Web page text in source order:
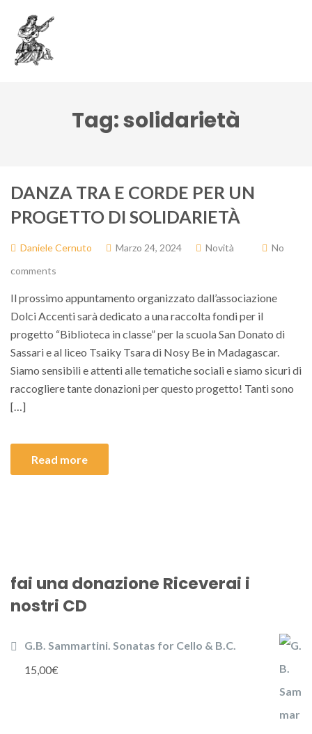
Tag:solidarietà
DANZA TRA E CORDE PER UN
PROGETTO DI SOLIDARIETÀ
Daniele Cernuto Marzo 24, 2024 Novità
No
comments
Il prossimo appuntamento organizzato dall’associazione
Dolci Accenti sarà dedicato a una raccolta fondi per il
progetto “Biblioteca in classe” per la scuola San Donato di
Sassari e al liceo Tsaiky Tsara di Nosy Be in Madagascar.
Siamo sensibili e attenti alle tematiche sociali e siamo sicuri di
raccogliere tante donazioni per questo progetto! Tanti sono
[…]
Read more
fai una donazione Riceverai i
nostri CD
G.B. Sammartini. Sonatas for Cello & B.C.
15,00€